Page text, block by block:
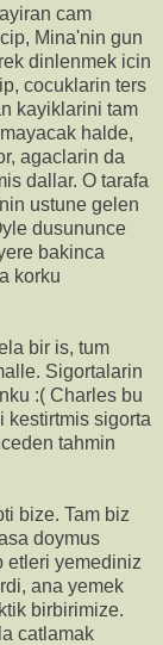
cam
Mina'nin gun
dinlenmek icin
cocuklarin ters
kayiklarini tam
halde,
agaclarin da
dallar. O tarafa
ustune gelen
dusununce
bakinca
korku
bir is, tum
Sigortalarin
:( Charles bu
kestirtmis sigorta
tahmin
bize. Tam biz
doymus
etleri yemediniz
ana yemek
birbirimize.
catlamak